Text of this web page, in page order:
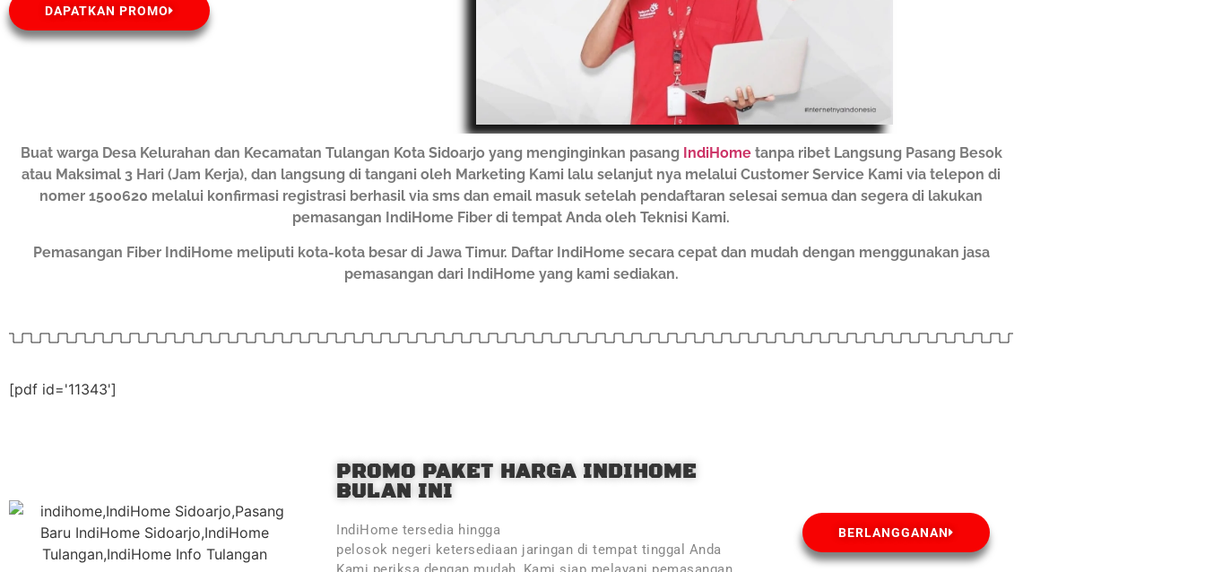
DAPATKAN PROMO
Buat warga Desa Kelurahan dan Kecamatan Tulangan Kota Sidoarjo yang menginginkan pasang IndiHometanpa ribet Langsung Pasang Besok
atau Maksimal 3 Hari (Jam Kerja), dan langsung di tangani oleh Marketing Kami lalu selanjut nya melalui Customer Service Kami via telepon di
nomer 1500620 melalui konfirmasi registrasi berhasil via sms dan email masuk setelah pendaftaran selesai semua dan segera di lakukan
pemasangan IndiHome Fiber di tempat Anda oleh Teknisi Kami.
Pemasangan Fiber IndiHome meliputi kota-kota besar di Jawa Timur. Daftar IndiHome secara cepat dan mudah dengan menggunakan jasa
pemasangan dari IndiHome yang kami sediakan.
[pdf id='11343']
PROMO PAKET HARGA INDIHOME
BULAN INI
IndiHome tersedia hingga
pelosok negeri ketersediaan jaringan di tempat tinggal Anda
BERLANGGANAN